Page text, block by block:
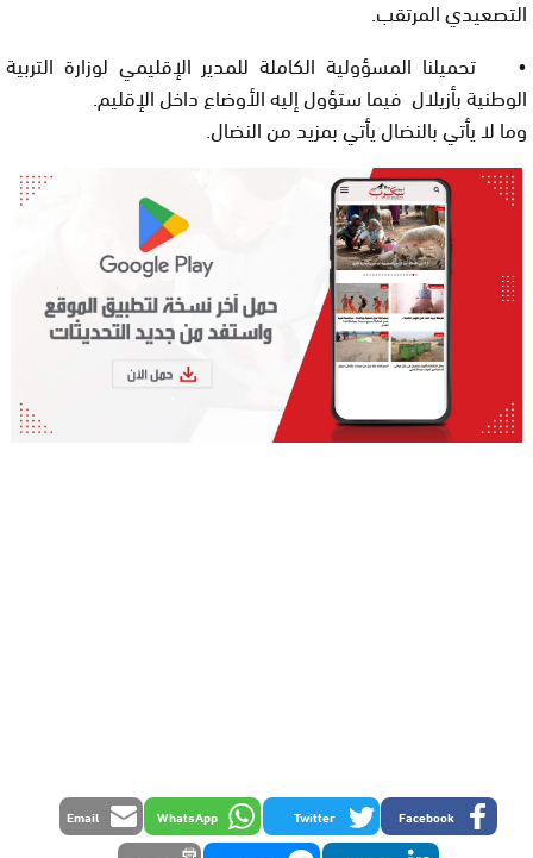
التصعيدي المرتقب.
• تحميلنا المسؤولية الكاملة للمدير الإقليمي لوزارة التربية
الوطنية بأزيلال فيما ستؤول إليه الأوضاع داخل الإقليم.
وما لا يأتي بالنضال يأتي بمزيد من النضال.
Facebook
Twitter
WhatsApp
Email